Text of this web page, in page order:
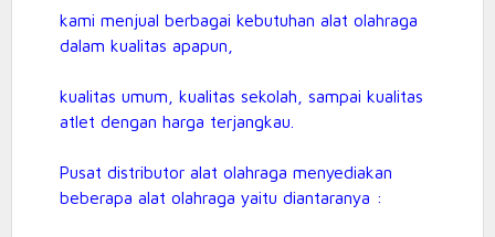
kami menjual berbagai kebutuhan alat olahraga
dalam kualitas apapun,
kualitas umum, kualitas sekolah, sampai kualitas
atlet dengan harga terjangkau.
Pusat distributor alat olahraga menyediakan
beberapa alat olahraga yaitu diantaranya :